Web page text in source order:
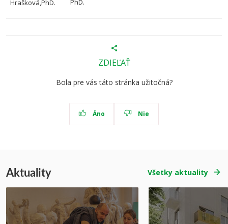
Hrašková,PhD.
PhD.
ZDIEĽAŤ
Bola pre vás táto stránka užitočná?
Áno Nie
Aktuality Všetky aktuality